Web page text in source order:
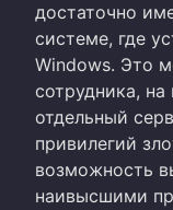
достаточно
системе, где
Windows. Это
сотрудника,
отдельный
привилегий
возможность
наивысшими